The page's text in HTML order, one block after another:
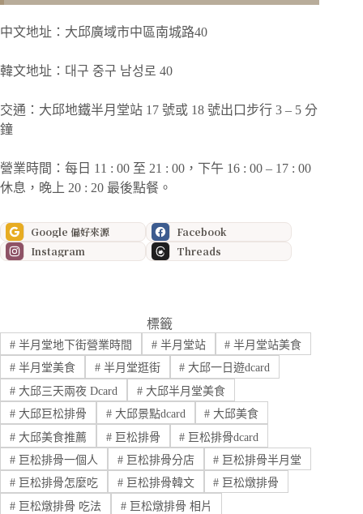
中文地址：大邱廣域市中區南城路40
韓文地址：대구 중구 남성로 40
交通：大邱地鐵半月堂站 17 號或 18 號出口步行 3 – 5 分
鐘
營業時間：每日 11 : 00 至 21 : 00，下午 16 : 00 – 17 : 00
休息，晚上 20 : 20 最後點餐。
Google 偏好來源
Facebook
Instagram
Threads
標籤
#半月堂地下街營業時間 #半月堂站 # 半月堂站美食
#半月堂美食 #半月堂逛街 # 大邱一日遊dcard
#大邱三天兩夜 Dcard #大邱半月堂美食
#大邱巨松排骨 #大邱景點dcard # 大邱美食
#大邱美食推薦 #巨松排骨 # 巨松排骨dcard
#巨松排骨一個人 #巨松排骨分店 # 巨松排骨半月堂
#巨松排骨怎麼吃 #巨松排骨韓文 # 巨松燉排骨
#巨松燉排骨 吃法 #巨松燉排骨 相片